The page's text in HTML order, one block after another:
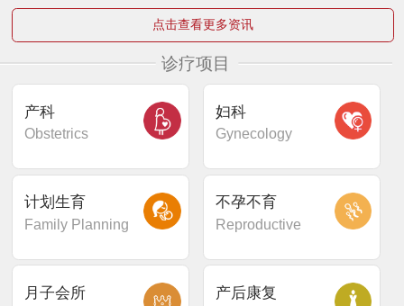
点击查看更多资讯
诊疗项目
产科
Obstetrics
妇科
Gynecology
计划生育
Family Planning
不孕不育
Reproductive
月子会所 产后康复